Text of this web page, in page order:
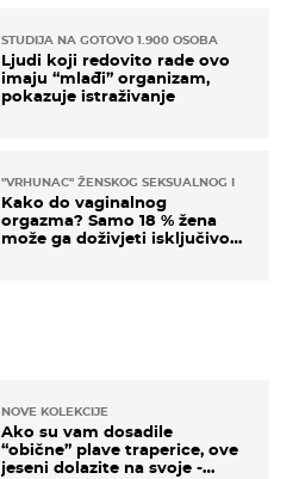
STUDIJA NA GOTOVO 1.900 OSOBA
Ljudi koji redovito rade ovo
imaju “mlađi” organizam,
pokazuje istraživanje
"VRHUNAC" ŽENSKOG SEKSUALNOG ISKUSTVA
Kako do vaginalnog
orgazma? Samo 18 % žena
može ga doživjeti isključivo
NOVE KOLEKCIJE
Ako su vam dosadile
“obične” plave traperice, ove
jeseni dolazite na svoje -